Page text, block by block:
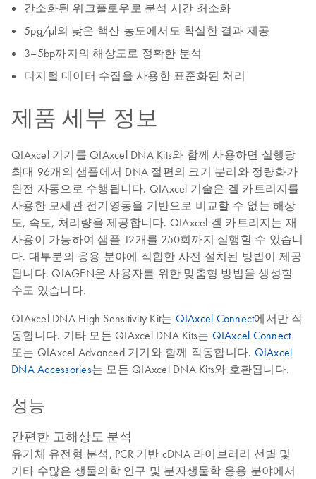
간소화된 워크플로우로 분석 시간 최소화
5pg/µl의 낮은 핵산 농도에서도 확실한 결과 제공
3–5bp까지의 해상도로 정확한 분석
디지털 데이터 수집을 사용한 표준화된 처리
제품 세부 정보
QIAxcel 기기를 QIAxcel DNA Kits와 함께 사용하면 실행당
최대 96개의 샘플에서 DNA 절편의 크기 분리와 정량화가
완전 자동으로 수행됩니다. QIAxcel 기술은 겔 카트리지를
사용한 모세관 전기영동을 기반으로 비교할 수 없는 해상
도, 속도, 처리량을 제공합니다. QIAxcel 겔 카트리지는 재
사용이 가능하여 샘플 12개를 250회까지 실행할 수 있습니
다. 대부분의 응용 분야에 적합한 사전 설치된 방법이 제공
됩니다. QIAGEN은 사용자를 위한 맞춤형 방법을 생성할
수도 있습니다.
QIAxcel DNA High Sensitivity Kit는 QIAxcel Connect에서만 작
동합니다. 기타 모든 QIAxcel DNA Kits는 QIAxcel Connect
또는 QIAxcel Advanced 기기와 함께 작동합니다. QIAxcel
DNA Accessories는 모든 QIAxcel DNA Kits와 호환됩니다.
성능
간편한 고해상도 분석
유기체 유전형 분석, PCR 기반 cDNA 라이브러리 선별 및
기타 수많은 생물의학 연구 및 분자생물학 응용 분야에서